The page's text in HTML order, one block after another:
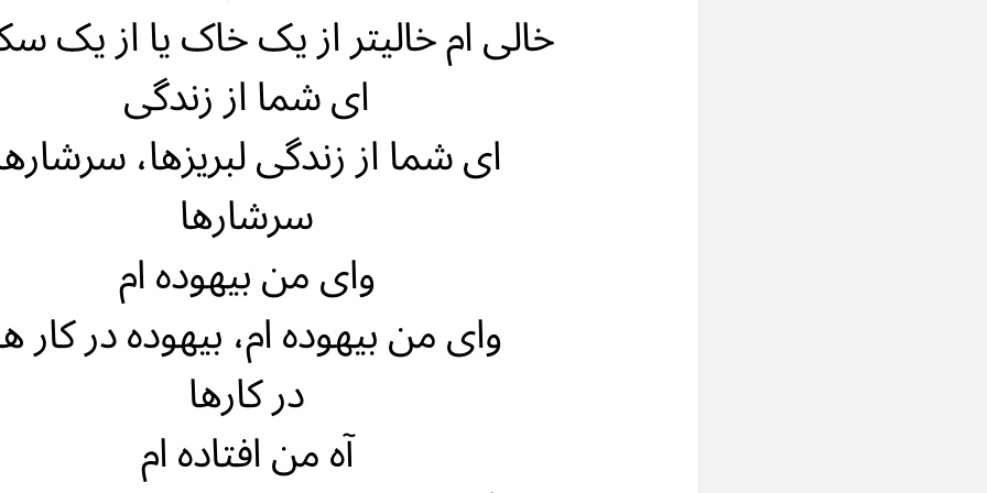
خالی ام خالیتر از یک خاک یا از یک
ای شما از زندگی
ای شما از زندگی لبریزها،
سرشارها
وای من بیهوده ام
وای من بیهوده ام، بیهوده در کار
در کارها
آه من افتاده ام